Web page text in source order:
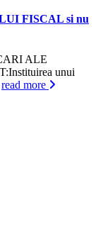
FISCAL si nu
ALE
unui
read more